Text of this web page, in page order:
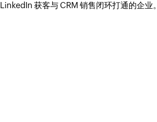
LinkedIn 获客与 CRM 销售闭环打通的企业。